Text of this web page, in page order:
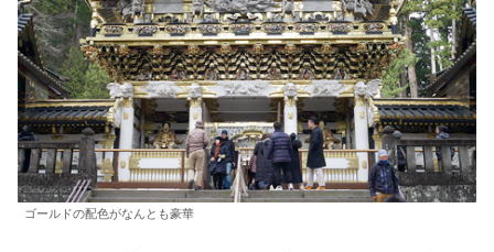
ゴールドの配色がなんとも豪華